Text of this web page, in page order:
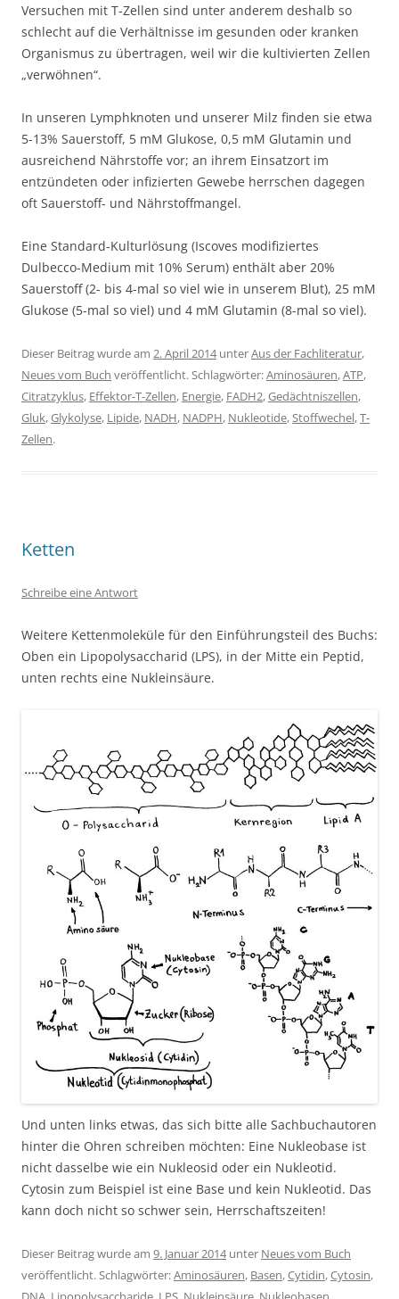
Versuchen mit T-Zellen sind unter anderem deshalb so
schlecht auf die Verhältnisse im gesunden oder kranken
Organismus zu übertragen, weil wir die kultivierten Zellen
„verwöhnen“.
In unseren Lymphknoten und unserer Milz finden sie etwa
5-13% Sauerstoff, 5 mM Glukose, 0,5 mM Glutamin und
ausreichend Nährstoffe vor; an ihrem Einsatzort im
entzündeten oder infizierten Gewebe herrschen dagegen
oft Sauerstoff- und Nährstoffmangel.
Eine Standard-Kulturlösung (Iscoves modifiziertes
Dulbecco-Medium mit 10% Serum) enthält aber 20%
Sauerstoff (2- bis 4-mal so viel wie in unserem Blut), 25 mM
Glukose (5-mal so viel) und 4 mM Glutamin (8-mal so viel).
Dieser Beitrag wurde am 2. April 2014unterAus der Fachliteratur,
Neues vom Buch veröffentlicht. Schlagwörter:Aminosäuren,ATP,
Citratzyklus, Effektor-T-Zellen, Energie, FADH2,Gedächtniszellen,
Gluk,Glykolyse, Lipide, NADH, NADPH, Nukleotide,Stoffwechel,T-
Zellen.
Ketten
Schreibe eine Antwort
Weitere Kettenmoleküle für den Einführungsteil des Buchs:
Oben ein Lipopolysaccharid (LPS), in der Mitte ein Peptid,
unten rechts eine Nukleinsäure.
Und unten links etwas, das sich bitte alle Sachbuchautoren
hinter die Ohren schreiben möchten: Eine Nukleobase ist
nicht dasselbe wie ein Nukleosid oder ein Nukleotid.
Cytosin zum Beispiel ist eine Base und kein Nukleotid. Das
kann doch nicht so schwer sein, Herrschaftszeiten!
Dieser Beitrag wurde am 9. Januar 2014unter Neues vom Buch
veröffentlicht. Schlagwörter:Aminosäuren, Basen,Cytidin,Cytosin,